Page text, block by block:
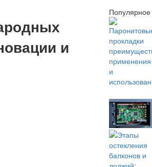
и
Популярное